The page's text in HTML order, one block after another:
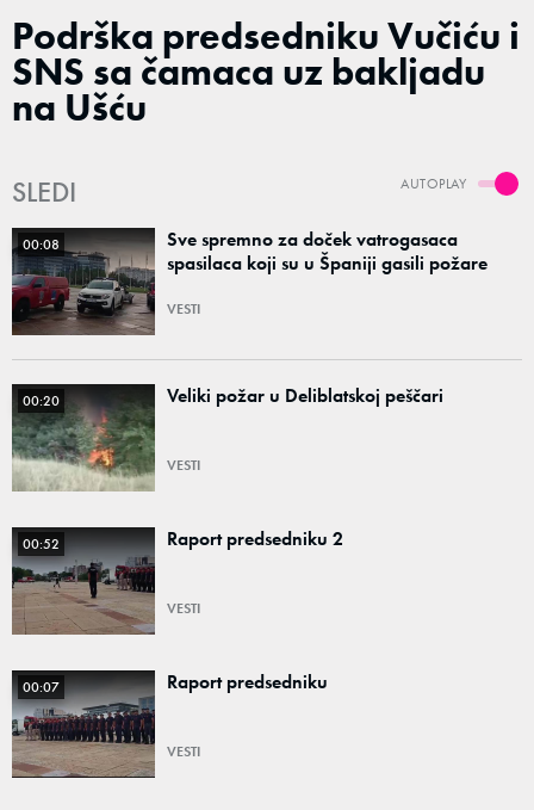
Podrška predsedniku Vučiću i
SNS sa čamaca uz bakljadu
na Ušću
AUTOPLAY
SLEDI
00:08
Sve spremno za doček vatrogasaca
spasilaca koji su u Španiji gasili požare
VESTI
00:20 Veliki požar u Deliblatskoj peščari
VESTI
00:52 Raport predsedniku 2
VESTI
00:07 Raport predsedniku
VESTI